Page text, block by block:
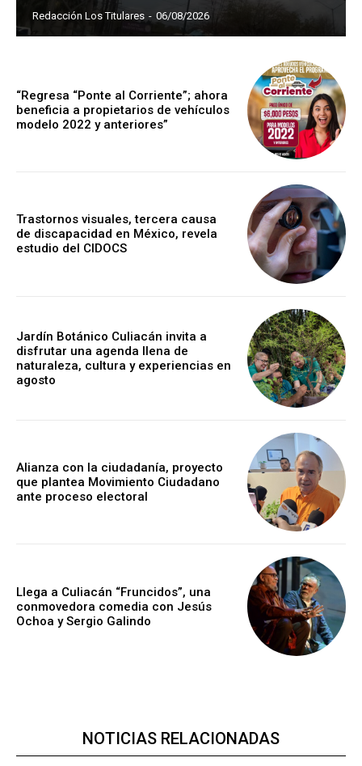
Redacción Los Titulares - 06/08/2026
“Regresa “Ponte al Corriente”; ahora
beneficia a propietarios de vehículos
modelo 2022 y anteriores”
Trastornos visuales, tercera causa
de discapacidad en México, revela
estudio del CIDOCS
Jardín Botánico Culiacán invita a
disfrutar una agenda llena de
naturaleza, cultura y experiencias en
agosto
Alianza con la ciudadanía, proyecto
que plantea Movimiento Ciudadano
ante proceso electoral
Llega a Culiacán “Fruncidos”, una
conmovedora comedia con Jesús
Ochoa y Sergio Galindo
NOTICIAS RELACIONADAS